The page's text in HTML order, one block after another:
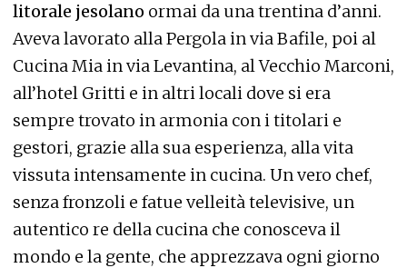
litorale jesolano ormai da una trentina d’anni.
Aveva lavorato alla Pergola in via Bafile, poi al
Cucina Mia in via Levantina, al Vecchio Marconi,
all’hotel Gritti e in altri locali dove si era
sempre trovato in armonia con i titolari e
gestori, grazie alla sua esperienza, alla vita
vissuta intensamente in cucina. Un vero chef,
senza fronzoli e fatue velleità televisive, un
autentico re della cucina che conosceva il
mondo e la gente, che apprezzava ogni giorno